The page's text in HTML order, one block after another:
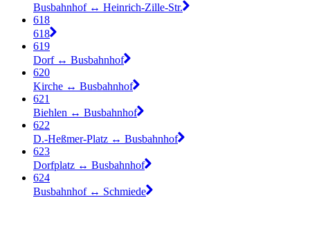
Busbahnhof ↔︎ Heinrich-Zille-Str.
618
618
619
Dorf ↔︎ Busbahnhof
620
Kirche ↔︎ Busbahnhof
621
Biehlen ↔︎ Busbahnhof
622
D.-Heßmer-Platz ↔︎ Busbahnhof
623
Dorfplatz ↔︎ Busbahnhof
624
Busbahnhof ↔︎ Schmiede